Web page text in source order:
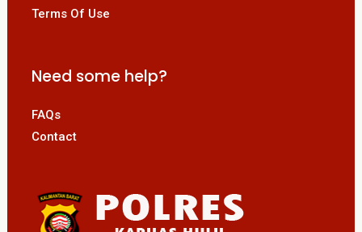
Terms Of Use
Need some help?
FAQs
Contact